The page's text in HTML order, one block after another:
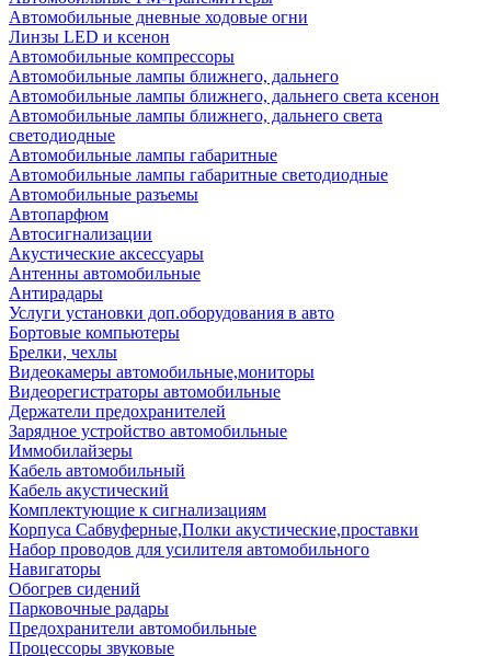
Автомобильные дневные ходовые огни
Линзы LED и ксенон
Автомобильные компрессоры
Автомобильные лампы ближнего, дальнего
Автомобильные лампы ближнего, дальнего света ксенон
Автомобильные лампы ближнего, дальнего света
светодиодные
Автомобильные лампы габаритные
Автомобильные лампы габаритные светодиодные
Автомобильные разъемы
Автопарфюм
Автосигнализации
Акустические аксессуары
Антенны автомобильные
Антирадары
Услуги установки доп.оборудования в авто
Бортовые компьютеры
Брелки, чехлы
Видеокамеры автомобильные,мониторы
Видеорегистраторы автомобильные
Держатели предохранителей
Зарядное устройство автомобильные
Иммобилайзеры
Кабель автомобильный
Кабель акустический
Комплектующие к сигнализациям
Корпуса Сабвуферные,Полки акустические,проставки
Набор проводов для усилителя автомобильного
Навигаторы
Обогрев сидений
Парковочные радары
Предохранители автомобильные
Процессоры звуковые